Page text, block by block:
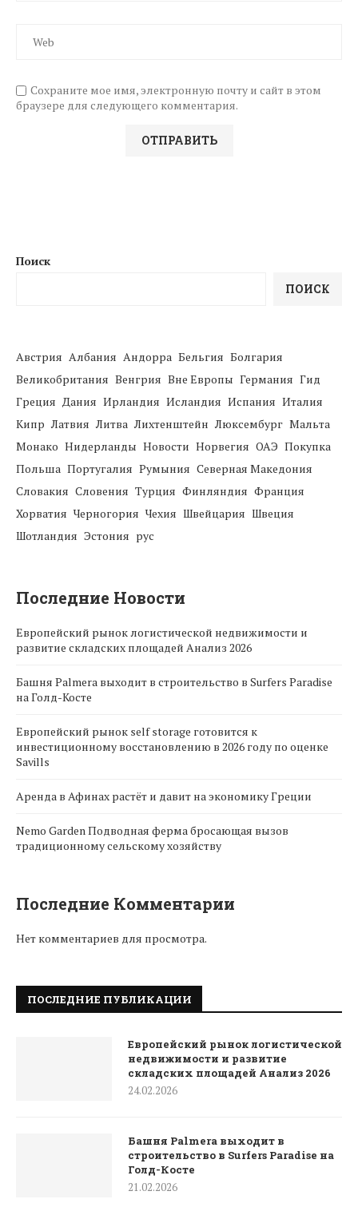
Сохраните мое имя, электронную почту и сайт в этом
браузере для следующего комментария.
Поиск
ПОИСК
Австрия Албания Андорра Бельгия Болгария
Великобритания Венгрия Вне Европы Германия Гид
Греция Дания Ирландия Исландия Испания Италия
Кипр Латвия Литва Лихтенштейн Люксембург Мальта
Монако Нидерланды Новости Норвегия ОАЭ Покупка
Польша Португалия Румыния Северная Македония
Словакия Словения Турция Финляндия Франция
Хорватия Черногория Чехия Швейцария Швеция
Шотландия Эстония рус
Последние Новости
Европейский рынок логистической недвижимости и
развитие складских площадей Анализ 2026
Башня Palmera выходит в строительство в Surfers Paradise
на Голд-Косте
Европейский рынок self storage готовится к
инвестиционному восстановлению в 2026 году по оценке
Savills
Аренда в Афинах растёт и давит на экономику Греции
Nemo Garden Подводная ферма бросающая вызов
традиционному сельскому хозяйству
Последние Комментарии
Нет комментариев для просмотра.
ПОСЛЕДНИЕ ПУБЛИКАЦИИ
Европейский рынок логистической
недвижимости и развитие
складских площадей Анализ 2026
24.02.2026
Башня Palmera выходит в
строительство в Surfers Paradise на
Голд-Косте
21.02.2026